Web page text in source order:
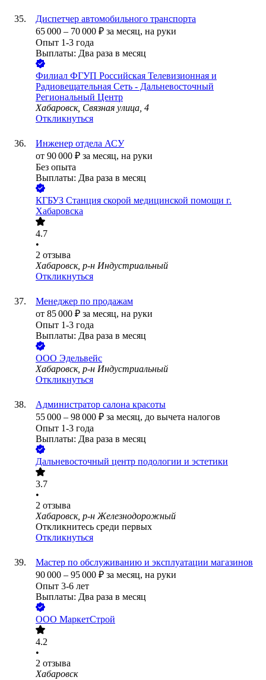
Диспетчер автомобильного транспорта
65 000 – 70 000 ₽ за месяц, на руки
Опыт 1-3 года
Выплаты: Два раза в месяц
Филиал ФГУП Российская Телевизионная и
Радиовещательная Сеть - Дальневосточный
Региональный Центр
Хабаровск, Связная улица, 4
Откликнуться
Инженер отдела АСУ
от 90 000 ₽ за месяц, на руки
Без опыта
Выплаты: Два раза в месяц
КГБУЗ Станция скорой медицинской помощи г.
Хабаровска
4.7
•
2 отзыва
Хабаровск, р-н Индустриальный
Откликнуться
Менеджер по продажам
от 85 000 ₽ за месяц, на руки
Опыт 1-3 года
Выплаты: Два раза в месяц
ООО Эдельвейс
Хабаровск, р-н Индустриальный
Откликнуться
Администратор салона красоты
55 000 – 98 000 ₽ за месяц, до вычета налогов
Опыт 1-3 года
Выплаты: Два раза в месяц
Дальневосточный центр подологии и эстетики
3.7
•
2 отзыва
Хабаровск, р-н Железнодорожный
Откликнитесь среди первых
Откликнуться
Мастер по обслуживанию и эксплуатации магазинов
90 000 – 95 000 ₽ за месяц, на руки
Опыт 3-6 лет
Выплаты: Два раза в месяц
ООО МаркетСтрой
4.2
•
2 отзыва
Хабаровск